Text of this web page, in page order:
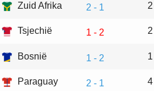
Zuid Afrika 2 - 1
Tsjechië 1 - 2
Bosnië 1 - 2
Paraguay 2 - 1